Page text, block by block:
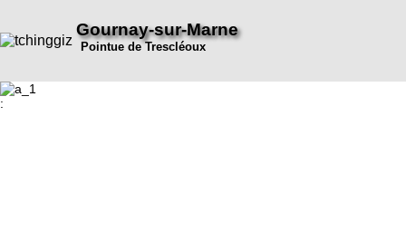
Gournay-sur-Marne
Pointue de Trescléoux
: